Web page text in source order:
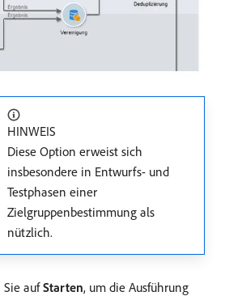
HINWEIS
Diese Option erweist sich
insbesondere in Entwurfs- und
Testphasen einer
Zielgruppenbestimmung als
nützlich.
Sie aufStarten, um die Ausführung